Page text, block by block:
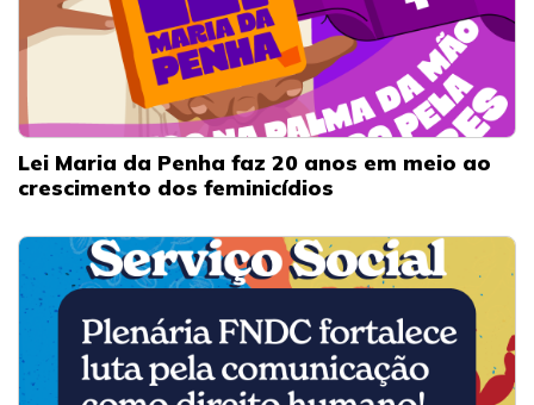
Lei Maria da Penha faz 20 anos em meio ao
crescimento dos feminicídios